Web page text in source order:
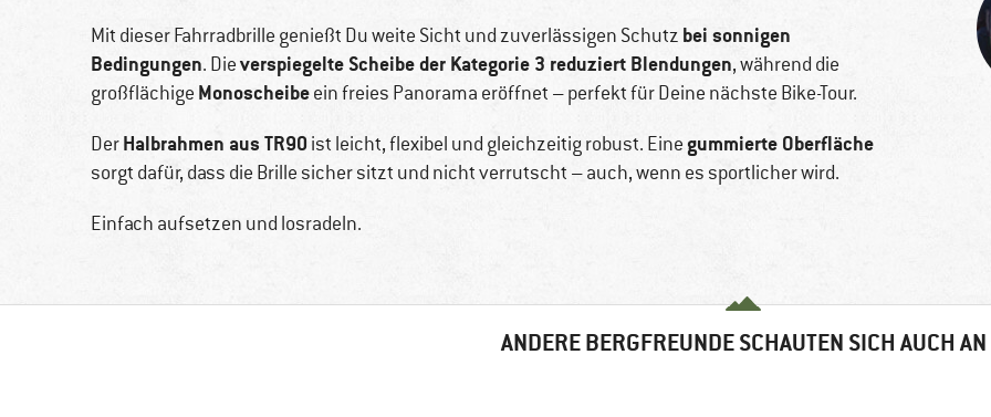
Mit dieser Fahrradbrille genießt Du weite Sicht und zuverlässigen Schutz bei sonnigen
Bedingungen. Dieverspiegelte Scheibe der Kategorie 3 reduziert Blendungen, während die
großflächige Monoscheibeein freies Panorama eröffnet – perfekt für Deine nächste Bike-Tour.
DerHalbrahmen aus TR90ist leicht, flexibel und gleichzeitig robust. Einegummierte Oberfläche
sorgt dafür, dass die Brille sicher sitzt und nicht verrutscht – auch, wenn es sportlicher wird.
Einfach aufsetzen und losradeln.
ANDERE BERGFREUNDE SCHAUTEN SICH AUCH AN